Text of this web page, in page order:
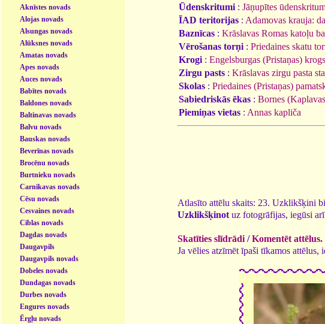
Aknīstes novads
Alojas novads
Alsungas novads
Alūksnes novads
Amatas novads
Apes novads
Auces novads
Babītes novads
Baldones novads
Baltinavas novads
Balvu novads
Bauskas novads
Beverīnas novads
Brocēnu novads
Burtnieku novads
Carnikavas novads
Cēsu novads
Cesvaines novads
Ciblas novads
Dagdas novads
Daugavpils
Daugavpils novads
Dobeles novads
Dundagas novads
Durbes novads
Engures novads
Ērgļu novads
Ūdenskritumi : Jāņupītes
ĪAD teritorijas : Adamovas krauja:
Baznīcas : Krāslavas Romas katoļu
Vērošanas torņi : Priedaines skatu
Krogi : Engelsburgas (Pristaņas) krogs
Zirgu pasts : Krāslavas zirgu pasta
Skolas : Priedaines (Pristaņas)
Sabiedriskās ēkas : Bornes
Piemiņas vietas : Annas kapliča
Atlasīto attēlu skaits: 23. Uzklikšķini
Uzklikšķinot uz fotogrāfijas, iegūsi arī
Skatīties slīdrādi /Komentēt attēlus.
Ja vēlies atzīmēt īpaši tīkamos